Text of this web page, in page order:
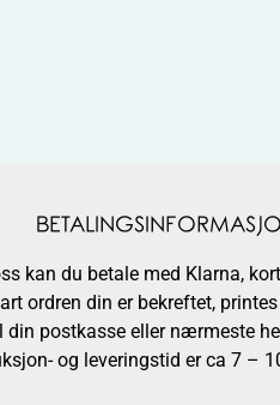
kan du betale med Klarna,
ordren din er bekreftet,
din postkasse eller nærmeste
og leveringstid er ca 7 –